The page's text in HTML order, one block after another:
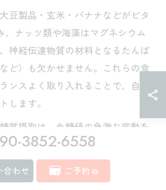
豆製品・玄米・バナナなどがビタ
、ナッツ類や海藻はマグネシウム
神経伝達物質の材料となるたんぱ
ど）も欠かせません。これらの食
ンスよく取り入れることで、自律
します。
質摂取は、血糖値の急激な変動を
に負担をかけることがあるため注
範囲で「季節の変わり目 自律神経
理なく続けられる工夫が大切で
3852-6558
合わせ ご予約